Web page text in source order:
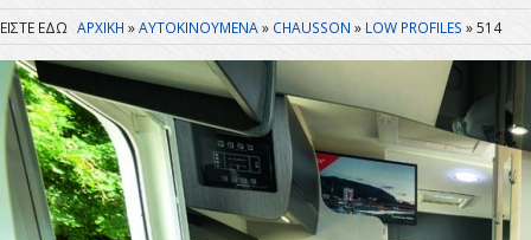
Είστε εδώ
ΑΡΧΙΚΗ ΑΥΤΟΚΙΝΟΥΜΕΝΑ CHAUSSON LOW PROFILES 514